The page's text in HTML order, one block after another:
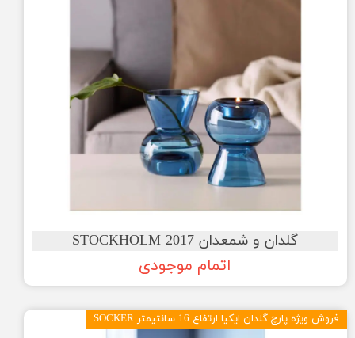
گلدان و شمعدان STOCKHOLM 2017
اتمام موجودی
فروش ویژه پارچ گلدان ایکیا ارتفاع 16 سانتیمتر SOCKER